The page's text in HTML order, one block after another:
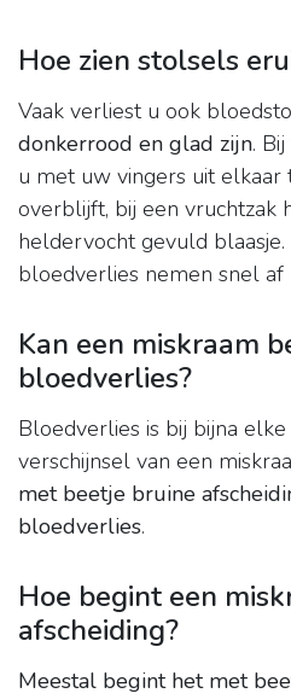
Hoe zien stolsels
Vaak verliest u ook
donkerrood en glad zijn.
u met uw vingers uit
overblijft, bij een vruchtzak
heldervocht gevuld
bloedverlies nemen snel af
Kan een miskraam
bloedverlies?
Bloedverlies is bij bijna
verschijnsel van een
met beetje bruine
bloedverlies.
Hoe begint een
afscheiding?
Meestal begint het met